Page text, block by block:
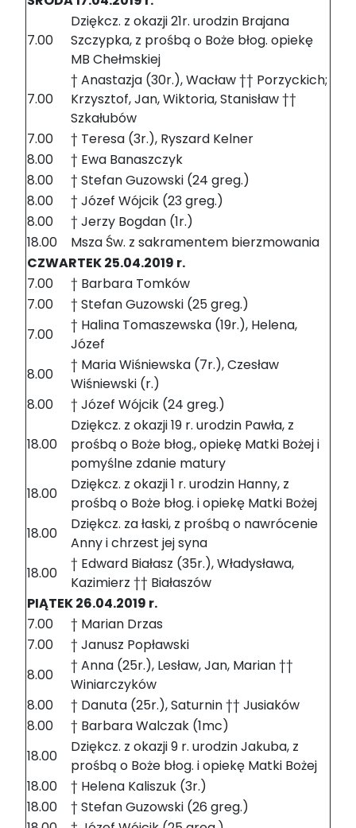
7.00
Dziękcz. z okazji 21r. urodzin Brajana
Szczypka, z prośbą o Boże błog. opiekę
MB Chełmskiej
7.00
† Anastazja (30r.), Wacław †† Porzyckich;
Krzysztof, Jan, Wiktoria, Stanisław ††
Szkałubów
7.00
† Teresa (3r.), Ryszard Kelner
8.00
† Ewa Banaszczyk
8.00
† Stefan Guzowski (24 greg.)
8.00
† Józef Wójcik (23 greg.)
8.00
† Jerzy Bogdan (1r.)
18.00
Msza Św. z sakramentem bierzmowania
CZWARTEK 25.04.2019 r.
7.00
† Barbara Tomków
7.00
† Stefan Guzowski (25 greg.)
7.00
† Halina Tomaszewska (19r.), Helena,
Józef
8.00
† Maria Wiśniewska (7r.), Czesław
Wiśniewski (r.)
8.00
† Józef Wójcik (24 greg.)
18.00
Dziękcz. z okazji 19 r. urodzin Pawła, z
prośbą o Boże błog., opiekę Matki Bożej i
pomyślne zdanie matury
18.00
Dziękcz. z okazji 1 r. urodzin Hanny, z
prośbą o Boże błog. i opiekę Matki Bożej
18.00
Dziękcz. za łaski, z prośbą o nawrócenie
Anny i chrzest jej syna
18.00
† Edward Białasz (35r.), Władysława,
Kazimierz †† Białaszów
PIĄTEK 26.04.2019 r.
7.00
† Marian Drzas
7.00
† Janusz Popławski
8.00
† Anna (25r.), Lesław, Jan, Marian ††
Winiarczyków
8.00
† Danuta (25r.), Saturnin †† Jusiaków
8.00
† Barbara Walczak (1mc)
18.00
Dziękcz. z okazji 9 r. urodzin Jakuba, z
prośbą o Boże błog. i opiekę Matki Bożej
18.00
† Helena Kaliszuk (3r.)
18.00
† Stefan Guzowski (26 greg.)